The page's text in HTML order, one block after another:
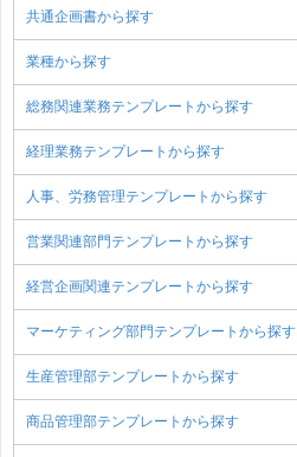
共通企画書から探す
業種から探す
総務関連業務テンプレートから探す
経理業務テンプレートから探す
人事、労務管理テンプレートから探す
営業関連部門テンプレートから探す
経営企画関連テンプレートから探す
マーケティング部門テンプレートから探す
生産管理部テンプレートから探す
商品管理部テンプレートから探す